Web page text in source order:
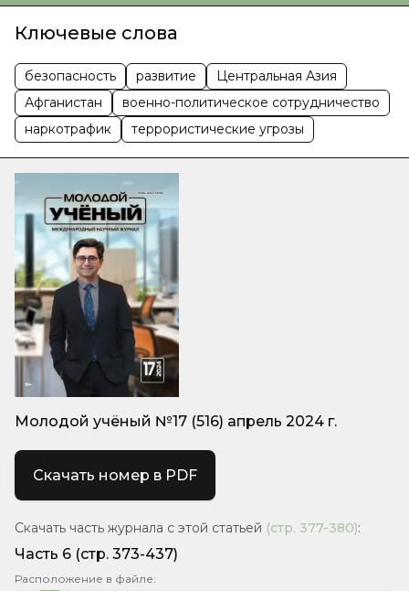
Ключевые слова
безопасность развитие
Центральная Азия
Афганистан
военно-политическое сотрудничество
наркотрафик
террористические угрозы
Молодой учёный №17 (516) апрель 2024 г.
Скачать номер в PDF
Скачать часть журнала с этой статьей (стр. 377-380):
Часть 6 (стр. 373-437)
Расположение в файле: